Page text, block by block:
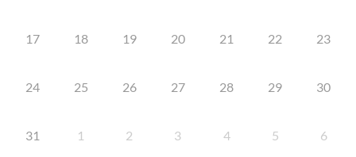
17 18 19 20 21 22 23
24 25 26 27 28 29 30
31 1 2 3 4 5 6